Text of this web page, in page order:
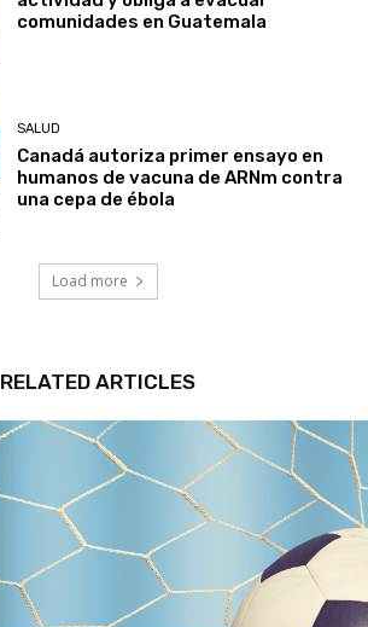
comunidades en Guatemala
SALUD
Canadá autoriza primer ensayo en
humanos de vacuna de ARNm contra
una cepa de ébola
Load more
RELATED ARTICLES